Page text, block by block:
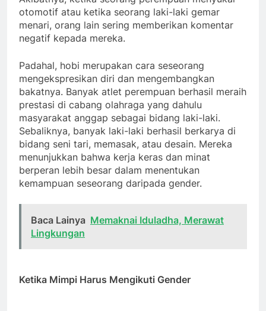
otomotif atau ketika seorang laki-laki gemar
menari, orang lain sering memberikan komentar
negatif kepada mereka.
Padahal, hobi merupakan cara seseorang
mengekspresikan diri dan mengembangkan
bakatnya. Banyak atlet perempuan berhasil meraih
prestasi di cabang olahraga yang dahulu
masyarakat anggap sebagai bidang laki-laki.
Sebaliknya, banyak laki-laki berhasil berkarya di
bidang seni tari, memasak, atau desain. Mereka
menunjukkan bahwa kerja keras dan minat
berperan lebih besar dalam menentukan
kemampuan seseorang daripada gender.
Baca Lainya Memaknai Iduladha, Merawat
Lingkungan
Ketika Mimpi Harus Mengikuti Gender